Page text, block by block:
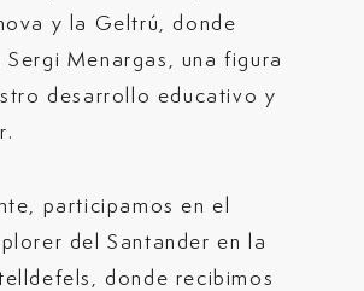
y la Geltrú, donde
Sergi Menargas, una figura
desarrollo educativo y
participamos en el
del Santander en la
donde recibimos